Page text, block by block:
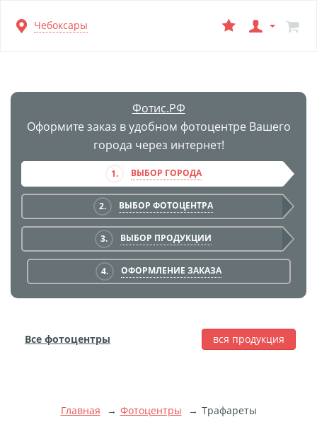
Перейти
к
Чебоксары
Фотис.РФ
Оформите заказ в удобном фотоцентре Вашего
города через интернет!
1. ВЫБОР ГОРОДА
2. ВЫБОР ФОТОЦЕНТРА
3. ВЫБОР ПРОДУКЦИИ
4. ОФОРМЛЕНИЕ ЗАКАЗА
Все фотоцентры
вся продукция
Главная Фотоцентры Трафареты